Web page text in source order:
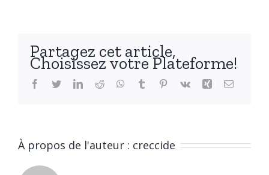
3e
degré
de
Partagez cet article,
Choisissez votre Plateforme!
Facebook
TwitterLinkedIn
Reddit WhatsApp
Tumblr Pinterest
Vk Xing Email
À propos de l'auteur : creccide